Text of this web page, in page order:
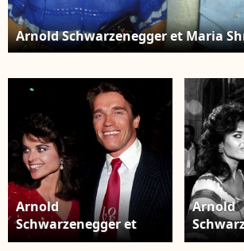
Arnold Schwarzenegger et Maria
Arnold
Schwarzenegger et
Maria Shriver.
Arnold
Maria